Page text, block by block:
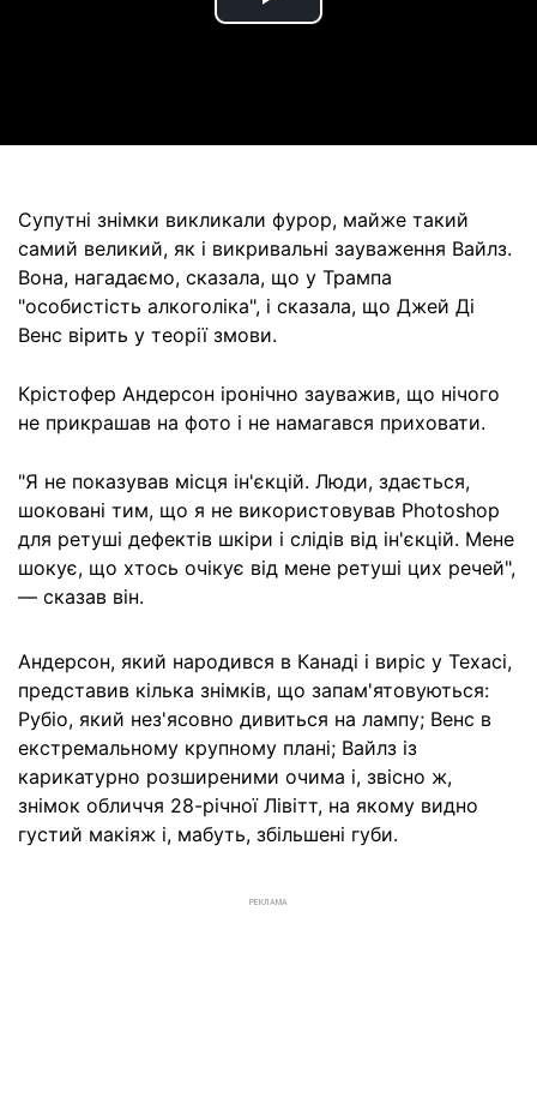
Play
Супутні знімки викликали фурор, майже такий
самий великий, як і викривальні зауваження Вайлз.
Вона, нагадаємо, сказала, що у Трампа
"особистість алкоголіка", і сказала, що Джей Ді
Венс вірить у теорії змови.
Крістофер Андерсон іронічно зауважив, що нічого
не прикрашав на фото і не намагався приховати.
"Я не показував місця ін'єкцій. Люди, здається,
шоковані тим, що я не використовував Photoshop
для ретуші дефектів шкіри і слідів від ін'єкцій. Мене
шокує, що хтось очікує від мене ретуші цих речей",
— сказав він.
Андерсон, який народився в Канаді і виріс у Техасі,
представив кілька знімків, що запам'ятовуються:
Рубіо, який нез'ясовно дивиться на лампу; Венс в
екстремальному крупному плані; Вайлз із
карикатурно розширеними очима і, звісно ж,
знімок обличчя 28-річної Лівітт, на якому видно
густий макіяж і, мабуть, збільшені губи.
РЕКЛАМА